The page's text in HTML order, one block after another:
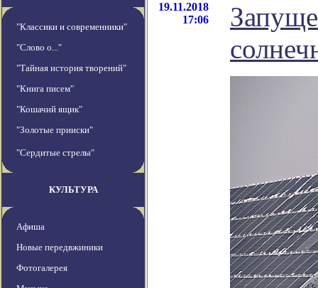
"Классики и современники"
"Слово о..."
"Тайная история творений"
"Книга писем"
"Кошачий ящик"
"Золотые прииски"
"Сердитые стрелы"
КУЛЬТУРА
Афиша
Новые передвжиники
Фотогалерея
19.11.2018
17:06